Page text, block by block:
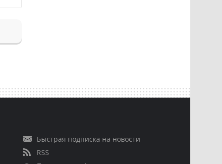
Быстрая подписка на новости
RSS